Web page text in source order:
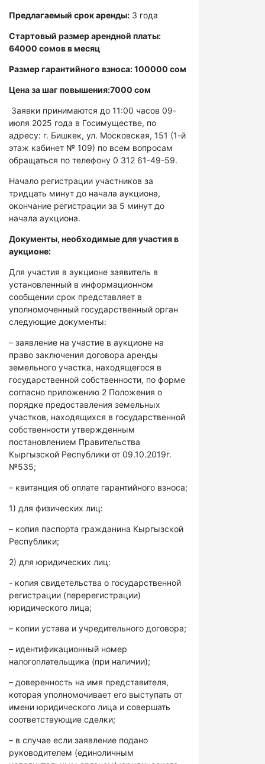
Предлагаемый срок аренды: 3 года
Стартовый размер арендной платы:
64000 сомов в месяц
Размер гарантийного взноса: 100000 сом
Цена за шаг повышения:7000 сом
Заявки принимаются до 11:00 часов 09-
июля 2025 года в Госимуществе, по
адресу: г. Бишкек, ул. Московская, 151 (1-й
этаж кабинет № 109) по всем вопросам
обращаться по телефону 0 312 61-49-59.
Начало регистрации участников за
тридцать минут до начала аукциона,
окончание регистрации за 5 минут до
начала аукциона.
Документы, необходимые для участия в
аукционе:
Для участия в аукционе заявитель в
установленный в информационном
сообщении срок представляет в
уполномоченный государственный орган
следующие документы:
– заявление на участие в аукционе на
право заключения договора аренды
земельного участка, находящегося в
государственной собственности, по форме
согласно приложению 2 Положения о
порядке предоставления земельных
участков, находящихся в государственной
собственности утвержденным
постановлением Правительства
Кыргызской Республики от 09.10.2019г.
№535;
– квитанция об оплате гарантийного взноса;
1) для физических лиц:
– копия паспорта гражданина Кыргызской
Республики;
2) для юридических лиц:
- копия свидетельства о государственной
регистрации (перерегистрации)
юридического лица;
– копии устава и учредительного договора;
– идентификационный номер
налогоплательщика (при наличии);
– доверенность на имя представителя,
которая уполномочивает его выступать от
имени юридического лица и совершать
соответствующие сделки;
– в случае если заявление подано
руководителем (единоличным